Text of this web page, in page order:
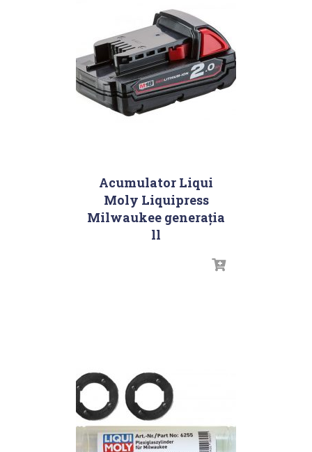
Acumulator Liqui
Moly Liquipress
Milwaukee generația
ll